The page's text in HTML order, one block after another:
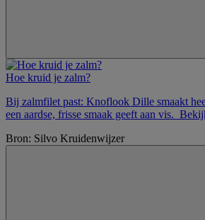
Hoe kruid je zalm?
Bij zalmfilet past: Knoflook Dille smaakt
een aardse, frisse smaak geeft aan vis.
Bron: Silvo Kruidenwijzer